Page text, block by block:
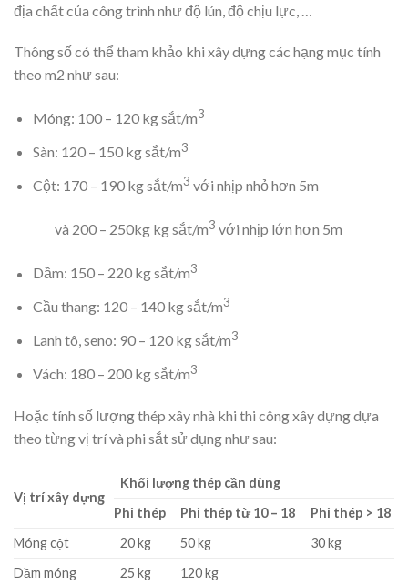
địa chất của công trình như độ lún, độ chịu lực, …
Thông số có thể tham khảo khi xây dựng các hạng mục tính
theo m2 như sau:
Móng: 100 – 120 kg sắt/m3
Sàn: 120 – 150 kg sắt/m3
Cột: 170 – 190 kg sắt/m3 với nhịp nhỏ hơn 5m
và 200 – 250kg kg sắt/m3 với nhịp lớn hơn 5m
Dầm: 150 – 220 kg sắt/m3
Cầu thang: 120 – 140 kg sắt/m3
Lanh tô, seno: 90 – 120 kg sắt/m3
Vách: 180 – 200 kg sắt/m3
Hoặc tính số lượng thép xây nhà khi thi công xây dựng dựa
theo từng vị trí và phi sắt sử dụng như sau:
Vị trí xây dựng
Khối lượng thép cần dùng
Phi thép
Phi thép từ 10 – 18
Phi thép > 18
Móng cột
20 kg 50 kg
30 kg
Dầm móng
25 kg
120 kg